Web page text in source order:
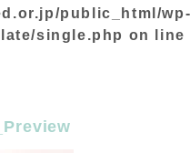
public_html/
single.php on line